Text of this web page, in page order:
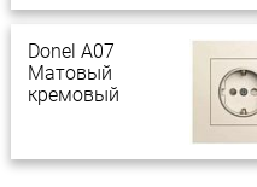
Donel A07
Матовый
кремовый